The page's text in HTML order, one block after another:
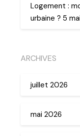
Logement :
urbaine ? 5
ARCHIVES
juillet 2026
mai 2026